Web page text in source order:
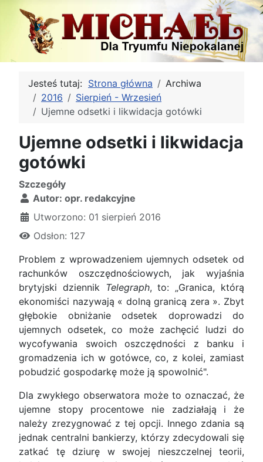
Jesteś tutaj: Strona główna
Archiwa
2016
Sierpień - Wrzesień
Ujemne odsetki i likwidacja gotówki
Ujemne odsetki i likwidacja
gotówki
Szczegóły
Autor: opr. redakcyjne
Utworzono: 01 sierpień 2016
Odsłon: 127
Problem z wprowadzeniem ujemnych odsetek od
rachunków oszczędnościowych, jak wyjaśnia
brytyjski dziennik Telegraph, to: „Granica, którą
ekonomiści nazywają « dolną granicą zera ». Zbyt
głębokie obniżanie odsetek doprowadzi do
ujemnych odsetek, co może zachęcić ludzi do
wycofywania swoich oszczędności z banku i
gromadzenia ich w gotówce, co, z kolei, zamiast
pobudzić gospodarkę może ją spowolnić".
Dla zwykłego obserwatora może to oznaczać, że
ujemne stopy procentowe nie zadziałają i że
należy zrezygnować z tej opcji. Innego zdania są
jednak centralni bankierzy, którzy zdecydowali się
zatkać tę dziurę w swojej nieszczelnej teorii,